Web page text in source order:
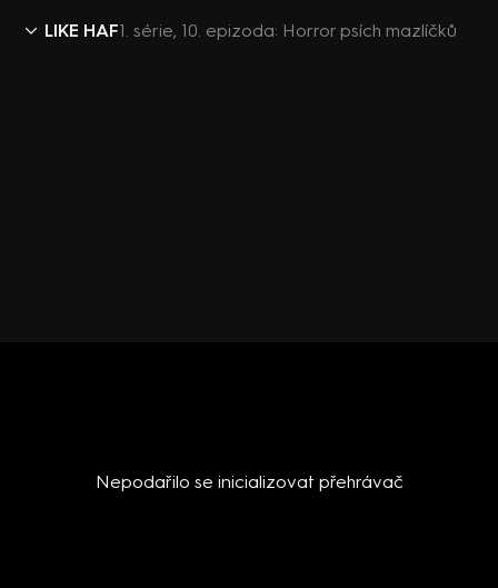
LIKE HAF1. série, 10. epizoda: Horror psích mazlíčků
Nepodařilo se inicializovat přehrávač